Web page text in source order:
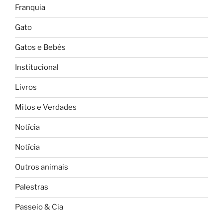
Franquia
Gato
Gatos e Bebês
Institucional
Livros
Mitos e Verdades
Notícia
Notícia
Outros animais
Palestras
Passeio & Cia